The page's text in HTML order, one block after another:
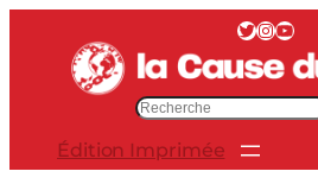
contenu
Twitter InstagramYouTube
Édition Imprimée